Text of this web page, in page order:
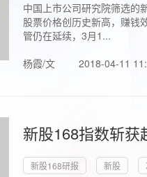
中国上市公司研究院筛选的
股票价格创历史新高，赚钱
管仍在延续，3月1...
杨霞/文
2018-04-11
新股168指数斩
新股168研报 新股